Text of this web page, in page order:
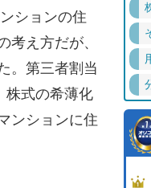
ションの住
考え方だが、
。第三者割当
株式の希薄化
ンションに住